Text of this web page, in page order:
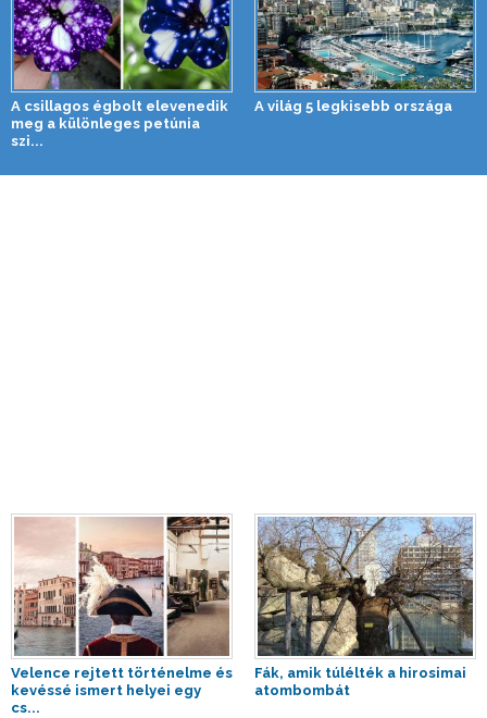
A csillagos égbolt elevenedik
meg a különleges petúnia
szi...
A világ 5 legkisebb országa
Velence rejtett történelme és
kevéssé ismert helyei egy
cs...
Fák, amik túlélték a hirosimai
atombombát